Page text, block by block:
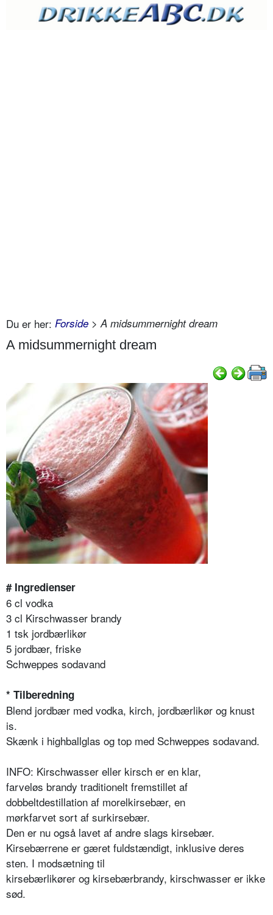
Du er her: Forside > A midsummernight dream
A midsummernight dream
# Ingredienser
6 cl vodka
3 cl Kirschwasser brandy
1 tsk jordbærlikør
5 jordbær, friske
Schweppes sodavand
* Tilberedning
Blend jordbær med vodka, kirch, jordbærlikør og knust
is.
Skænk i highballglas og top med Schweppes sodavand.
INFO: Kirschwasser eller kirsch er en klar,
farveløs brandy traditionelt fremstillet af
dobbeltdestillation af morelkirsebær, en
mørkfarvet sort af surkirsebær.
Den er nu også lavet af andre slags kirsebær.
Kirsebærrene er gæret fuldstændigt, inklusive deres
sten. I modsætning til
kirsebærlikører og kirsebærbrandy, kirschwasser er ikke
sød.